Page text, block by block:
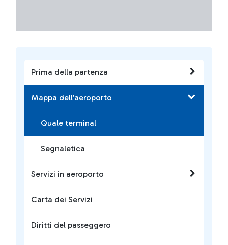
Prima della partenza
Mappa dell'aeroporto
Quale terminal
Segnaletica
Servizi in aeroporto
Carta dei Servizi
Diritti del passeggero